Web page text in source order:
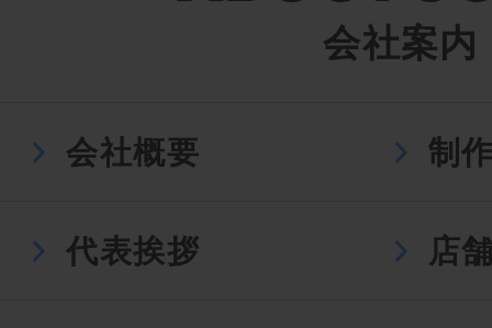
会社案内
会社概要 制
代表挨拶 店